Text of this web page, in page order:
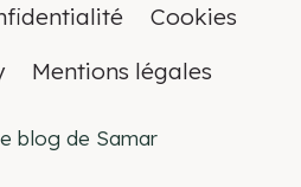
Cookies
Mentions légales
blog de Samar